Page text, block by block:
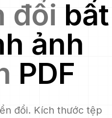
đổi bất
ảnh
PDF
đổi. Kích thước tệp